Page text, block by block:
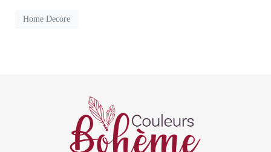
Home Decore